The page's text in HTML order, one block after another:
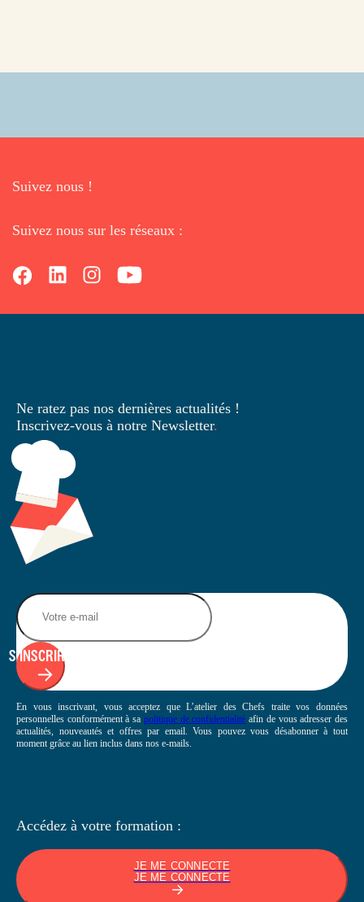
Suivez nous !
Suivez nous sur les réseaux :
Ne ratez pas nos dernières actualités !
Inscrivez-vous à notre Newsletter.
S'INSCRIRE
En vous inscrivant, vous acceptez que L’atelier des Chefs traite vos données
personnelles conformément à sa politique de confidentialité afin de vous adresser des
actualités, nouveautés et offres par email. Vous pouvez vous désabonner à tout
moment grâce au lien inclus dans nos e-mails.
Accédez à votre formation :
JE ME CONNECTE
JE ME CONNECTE